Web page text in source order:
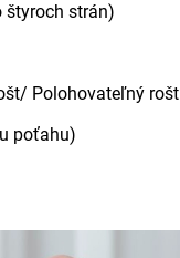
štyroch strán)
Polohovateľný rošt
poťahu)